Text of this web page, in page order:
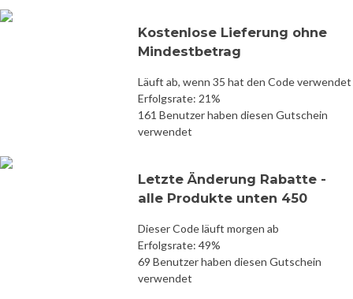
Kostenlose Lieferung ohne
Mindestbetrag
Läuft ab, wenn 35 hat den Code verwendet
Erfolgsrate: 21%
161 Benutzer haben diesen Gutschein
verwendet
Letzte Änderung Rabatte -
alle Produkte unten 450
Dieser Code läuft morgen ab
Erfolgsrate: 49%
69 Benutzer haben diesen Gutschein
verwendet